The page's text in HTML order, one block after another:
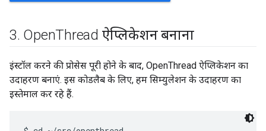
3. OpenThread ऐप्लिकेशन बनाना
इंस्टॉल करने की प्रोसेस पूरी होने के बाद, OpenThread ऐप्लिकेशन का
उदाहरण बनाएं. इस कोडलैब के लिए, हम सिम्युलेशन के उदाहरण का
इस्तेमाल कर रहे हैं.